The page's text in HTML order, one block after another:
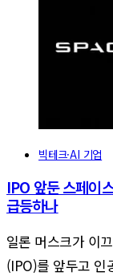
빅테크·AI 기업
IPO 앞둔 스페이
급등하나
일론 머스크가 이
(IPO)를 앞두고 인